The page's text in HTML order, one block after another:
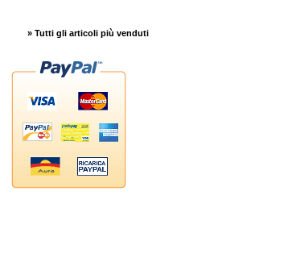
» Tutti gli articoli più venduti